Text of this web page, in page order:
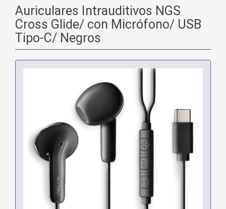
Auriculares Intrauditivos NGS
Cross Glide/ con Micrófono/ USB
Tipo-C/ Negros